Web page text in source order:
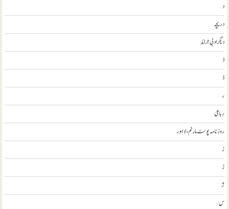
د
دریچہ
ديگر ادبی جرائد
ذ
ڈ
ر
رباعی
روزنامہ پوسٹ مارٹم، لاہور
ز
ڑ
ژ
س